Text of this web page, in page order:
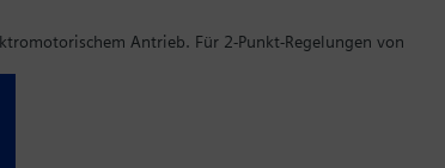
Antrieb. Für 2-Punkt-Regelungen von